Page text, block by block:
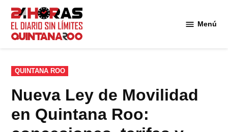
Saltar
contenido
Menú
PUBLICADO
EN
QUINTANA ROO
Nueva Ley de Movilidad
en Quintana Roo: